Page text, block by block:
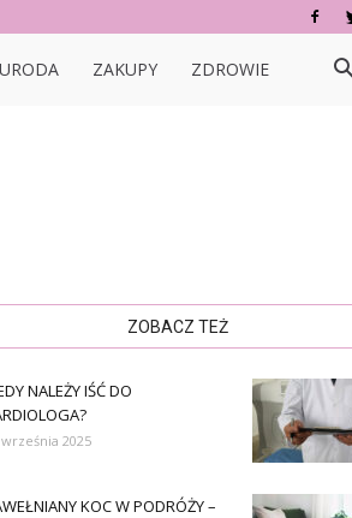
URODA ZAKUPY ZDROWIE
ZOBACZ TEŻ
NALEŻY IŚĆ DO
2025
KOC W PODRÓŻY –